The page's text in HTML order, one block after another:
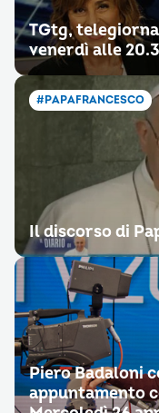
TGtg,
venerdì alle
#PAPAFRANCESCO
Il discorso di
Piero Badaloni
appuntamento